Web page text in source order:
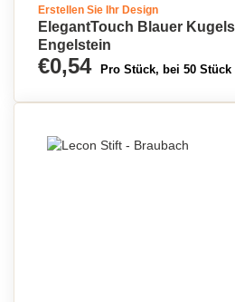
Erstellen Sie Ihr Design
ElegantTouch Blauer
Engelstein
€0,54 Pro Stück, bei 50 Stück